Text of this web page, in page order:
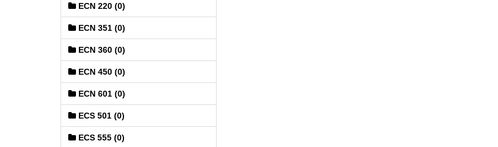
ECN 220 (0)
ECN 351 (0)
ECN 360 (0)
ECN 450 (0)
ECN 601 (0)
ECS 501 (0)
ECS 555 (0)